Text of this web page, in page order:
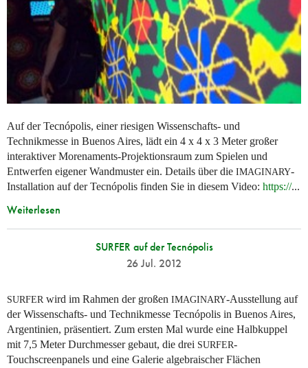
Auf der Tecnópolis, einer riesigen Wissenschafts- und
Technikmesse in Buenos Aires, lädt ein 4 x 4 x 3 Meter großer
interaktiver Morenaments-Projektionsraum zum Spielen und
Entwerfen eigener Wandmuster ein. Details über die IMAGINARY-
Installation auf der Tecnópolis finden Sie in diesem Video: https://...
Weiterlesen
SURFER auf der Tecnópolis
26 Jul. 2012
SURFERwird im Rahmen der großen IMAGINARY-Ausstellung auf
der Wissenschafts- und Technikmesse Tecnópolis in Buenos Aires,
Argentinien, präsentiert. Zum ersten Mal wurde eine Halbkuppel
mit 7,5 Meter Durchmesser gebaut, die drei SURFER-
Touchscreenpanels und eine Galerie algebraischer Flächen